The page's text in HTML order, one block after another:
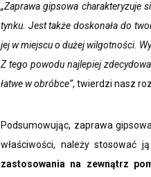
„Zaprawa gipsowa charakteryzuje
tynku. Jest także doskonała do
jej w miejscu o dużej wilgotności.
Z tego powodu najlepiej
łatwe w obróbce”, twierdzi nasz
Podsumowując, zaprawa
właściwości, należy stosować
zastosowania na zewnątrz